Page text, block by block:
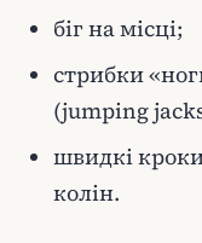
біг на місці;
стрибки
(jumping
швидкі
колін.